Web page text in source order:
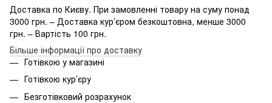
Доставка по Києву. При замовленні товару на суму понад
3000 грн. – Доставка кур’єром безкоштовна, менше 3000
грн. – Вартість 100 грн.
Більше інформації про доставку
Готівкою у магазині
Готівкою кур’єру
Безготівковий розрахунок